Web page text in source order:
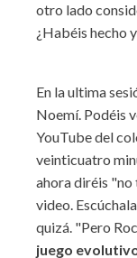
otro lado
¿Habéis hecho
En la ultima
Noemí. Podéis
YouTube del
veinticuatro
ahora diréis
video.
quizá. "Pero
juego